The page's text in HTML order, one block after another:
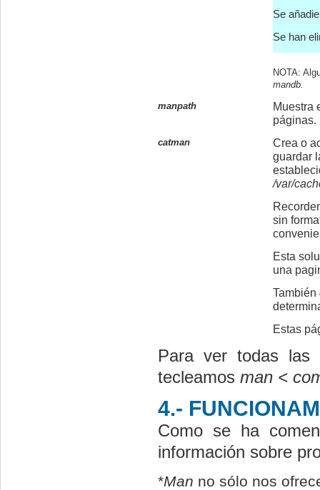
Se
Se han
NOTA:
mandb.
manpath
Muestra
páginas.
catman
Crea o
guardar
/var/
sin
Esta
una
También
Estas
Para ver todas las
tecleamos man <
4.-
Como se ha
información sobre
*Man no sólo nos